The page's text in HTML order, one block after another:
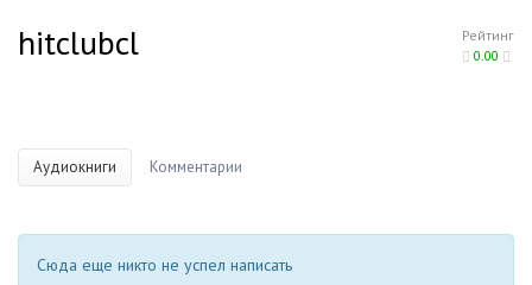
Рейтинг
0.00
hitclubcl
Аудиокниги Комментарии
Сюда еще никто не успел написать